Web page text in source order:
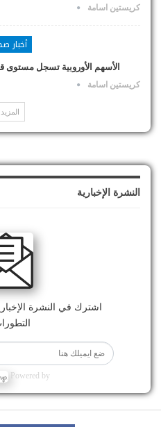
كريستين اسامة
أخبار
الأسهم الأوروبية تسجل مستوى
كريستين اسامة
المزيد
النشرة الإخبارية
اشترك في النشرة
Powered by